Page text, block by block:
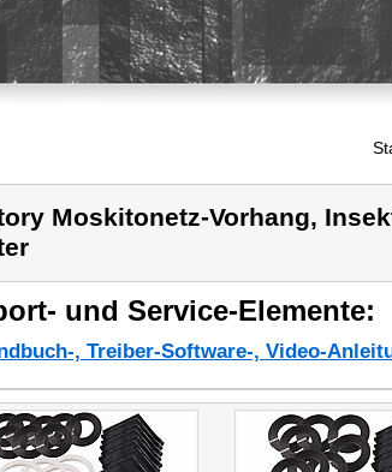
Moskitonetz-Vorhang,
und Service-Elemente:
, Treiber-Software-, Video-